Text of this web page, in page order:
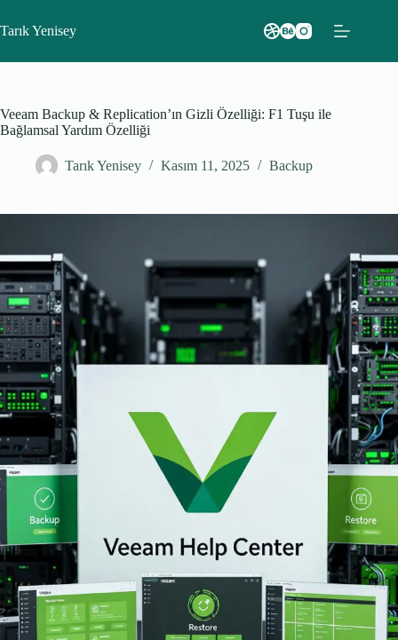
to
content
Tarık Yenisey
Veeam Backup & Replication’ın Gizli Özelliği: F1 Tuşu ile
Bağlamsal Yardım Özelliği
Tarık Yenisey Kasım 11, 2025 Backup